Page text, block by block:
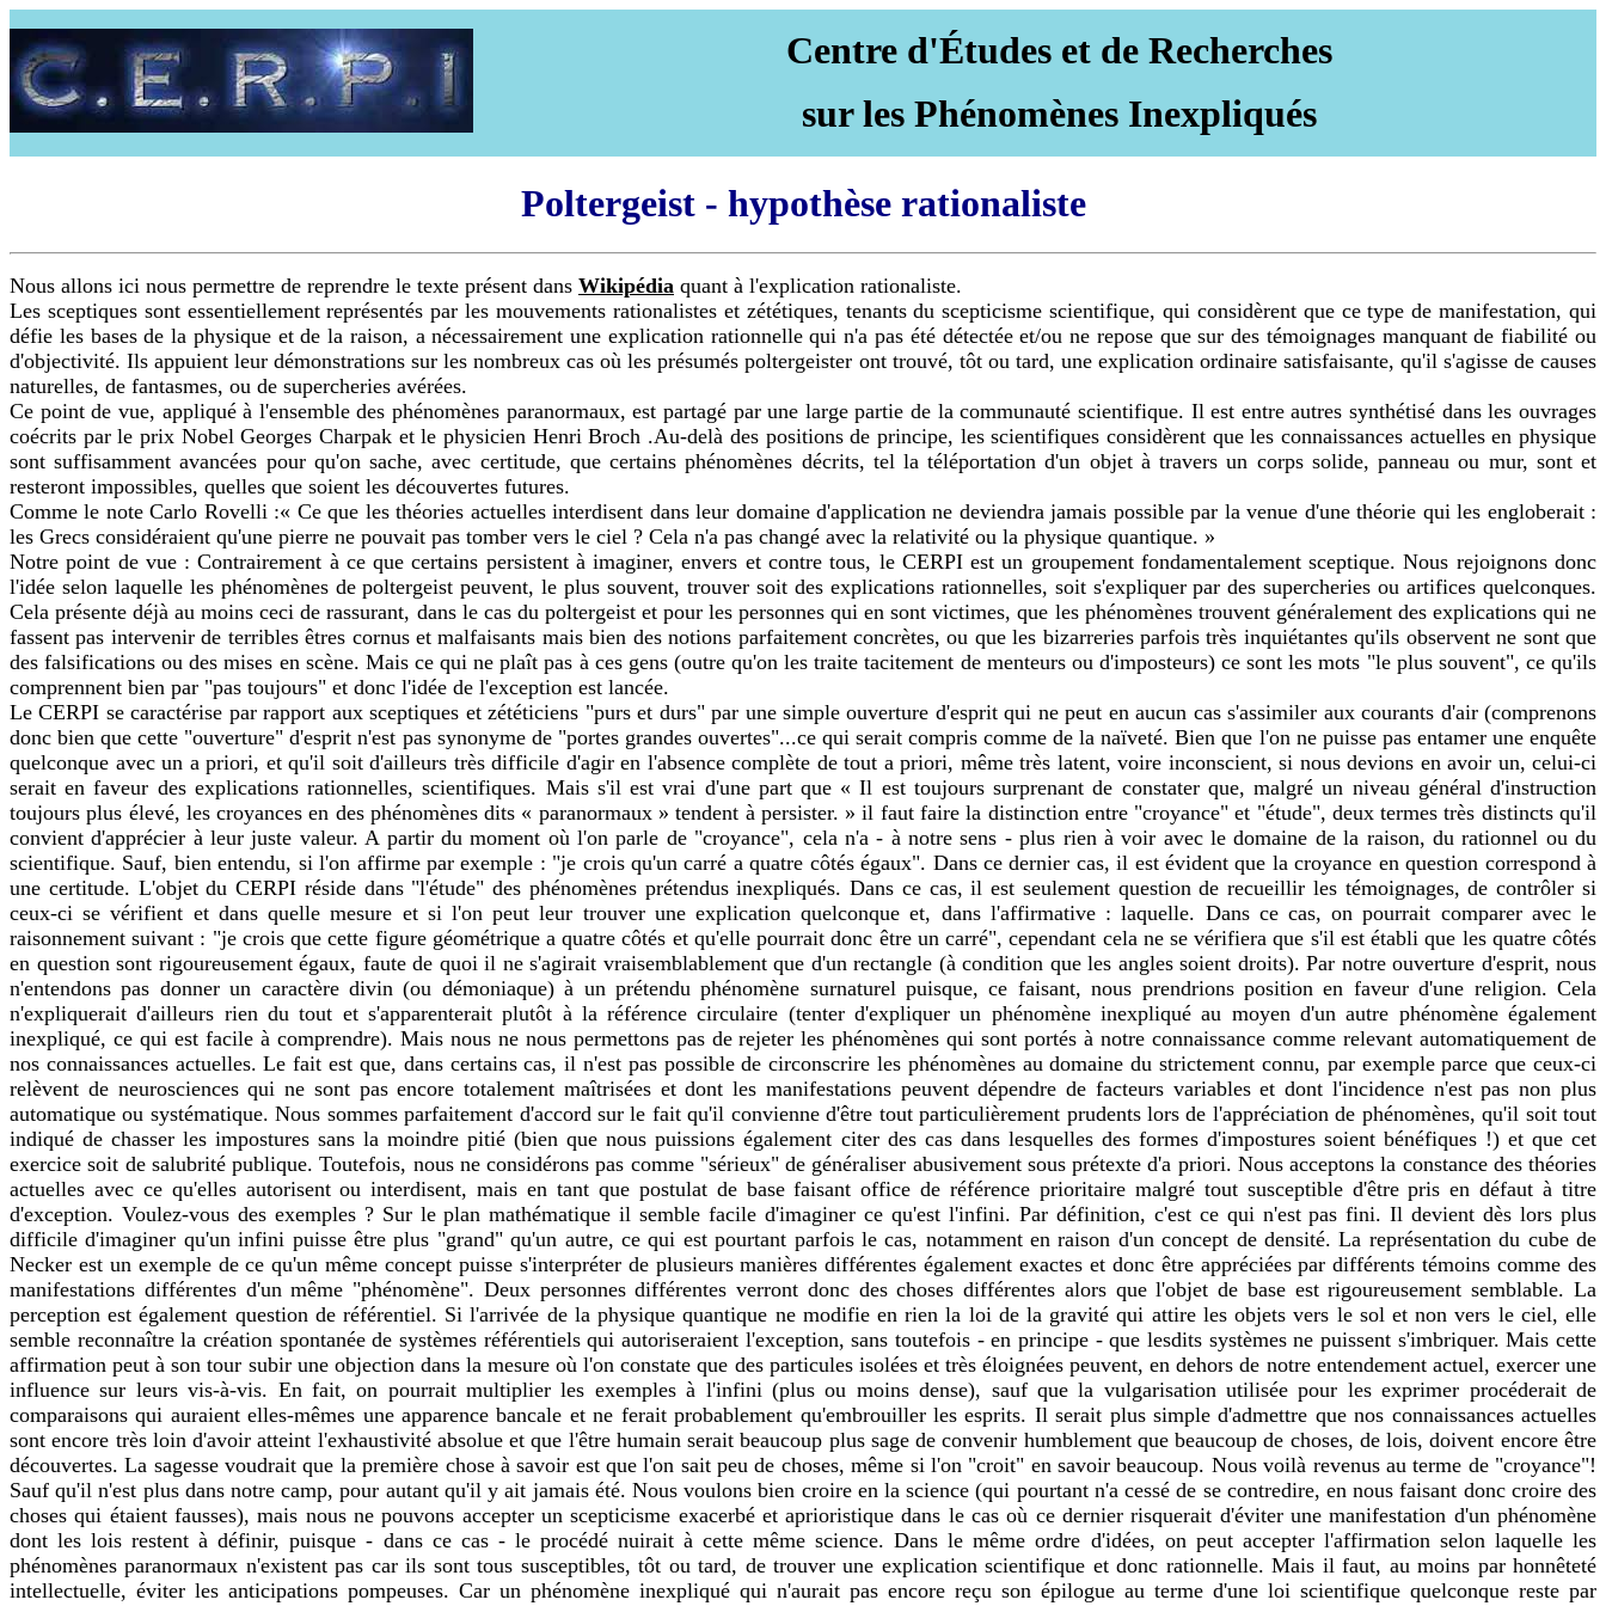
Centre d'Études et de Recherches
sur les Phénomènes Inexpliqués
Poltergeist - hypothèse rationaliste
Nous allons ici nous permettre de reprendre le texte présent dans Wikipédia quant à l'explication rationaliste.
Les sceptiques sont essentiellement représentés par les mouvements rationalistes et zététiques, tenants du scepticisme scientifique, qui considèrent que ce type de manifestation, qui
défie les bases de la physique et de la raison, a nécessairement une explication rationnelle qui n'a pas été détectée et/ou ne repose que sur des témoignages manquant de fiabilité ou
d'objectivité. Ils appuient leur démonstrations sur les nombreux cas où les présumés poltergeister ont trouvé, tôt ou tard, une explication ordinaire satisfaisante, qu'il s'agisse de causes
naturelles, de fantasmes, ou de supercheries avérées.
Ce point de vue, appliqué à l'ensemble des phénomènes paranormaux, est partagé par une large partie de la communauté scientifique. Il est entre autres synthétisé dans les ouvrages
coécrits par le prix Nobel Georges Charpak et le physicien Henri Broch .Au-delà des positions de principe, les scientifiques considèrent que les connaissances actuelles en physique
sont suffisamment avancées pour qu'on sache, avec certitude, que certains phénomènes décrits, tel la téléportation d'un objet à travers un corps solide, panneau ou mur, sont et
resteront impossibles, quelles que soient les découvertes futures.
Comme le note Carlo Rovelli :« Ce que les théories actuelles interdisent dans leur domaine d'application ne deviendra jamais possible par la venue d'une théorie qui les engloberait :
les Grecs considéraient qu'une pierre ne pouvait pas tomber vers le ciel ? Cela n'a pas changé avec la relativité ou la physique quantique. »
Notre point de vue : Contrairement à ce que certains persistent à imaginer, envers et contre tous, le CERPI est un groupement fondamentalement sceptique. Nous rejoignons donc
l'idée selon laquelle les phénomènes de poltergeist peuvent, le plus souvent, trouver soit des explications rationnelles, soit s'expliquer par des supercheries ou artifices quelconques.
Cela présente déjà au moins ceci de rassurant, dans le cas du poltergeist et pour les personnes qui en sont victimes, que les phénomènes trouvent généralement des explications qui ne
fassent pas intervenir de terribles êtres cornus et malfaisants mais bien des notions parfaitement concrètes, ou que les bizarreries parfois très inquiétantes qu'ils observent ne sont que
des falsifications ou des mises en scène. Mais ce qui ne plaît pas à ces gens (outre qu'on les traite tacitement de menteurs ou d'imposteurs) ce sont les mots "le plus souvent", ce qu'ils
comprennent bien par "pas toujours" et donc l'idée de l'exception est lancée.
Le CERPI se caractérise par rapport aux sceptiques et zététiciens "purs et durs" par une simple ouverture d'esprit qui ne peut en aucun cas s'assimiler aux courants d'air (comprenons
donc bien que cette "ouverture" d'esprit n'est pas synonyme de "portes grandes ouvertes"...ce qui serait compris comme de la naïveté. Bien que l'on ne puisse pas entamer une enquête
quelconque avec un a priori, et qu'il soit d'ailleurs très difficile d'agir en l'absence complète de tout a priori, même très latent, voire inconscient, si nous devions en avoir un, celui-ci
serait en faveur des explications rationnelles, scientifiques. Mais s'il est vrai d'une part que « Il est toujours surprenant de constater que, malgré un niveau général d'instruction
toujours plus élevé, les croyances en des phénomènes dits « paranormaux » tendent à persister. » il faut faire la distinction entre "croyance" et "étude", deux termes très distincts qu'il
convient d'apprécier à leur juste valeur. A partir du moment où l'on parle de "croyance", cela n'a - à notre sens - plus rien à voir avec le domaine de la raison, du rationnel ou du
scientifique. Sauf, bien entendu, si l'on affirme par exemple : "je crois qu'un carré a quatre côtés égaux". Dans ce dernier cas, il est évident que la croyance en question correspond à
une certitude. L'objet du CERPI réside dans "l'étude" des phénomènes prétendus inexpliqués. Dans ce cas, il est seulement question de recueillir les témoignages, de contrôler si
ceux-ci se vérifient et dans quelle mesure et si l'on peut leur trouver une explication quelconque et, dans l'affirmative : laquelle. Dans ce cas, on pourrait comparer avec le
raisonnement suivant : "je crois que cette figure géométrique a quatre côtés et qu'elle pourrait donc être un carré", cependant cela ne se vérifiera que s'il est établi que les quatre côtés
en question sont rigoureusement égaux, faute de quoi il ne s'agirait vraisemblablement que d'un rectangle (à condition que les angles soient droits). Par notre ouverture d'esprit, nous
n'entendons pas donner un caractère divin (ou démoniaque) à un prétendu phénomène surnaturel puisque, ce faisant, nous prendrions position en faveur d'une religion. Cela
n'expliquerait d'ailleurs rien du tout et s'apparenterait plutôt à la référence circulaire (tenter d'expliquer un phénomène inexpliqué au moyen d'un autre phénomène également
inexpliqué, ce qui est facile à comprendre). Mais nous ne nous permettons pas de rejeter les phénomènes qui sont portés à notre connaissance comme relevant automatiquement de
nos connaissances actuelles. Le fait est que, dans certains cas, il n'est pas possible de circonscrire les phénomènes au domaine du strictement connu, par exemple parce que ceux-ci
relèvent de neurosciences qui ne sont pas encore totalement maîtrisées et dont les manifestations peuvent dépendre de facteurs variables et dont l'incidence n'est pas non plus
automatique ou systématique. Nous sommes parfaitement d'accord sur le fait qu'il convienne d'être tout particulièrement prudents lors de l'appréciation de phénomènes, qu'il soit tout
indiqué de chasser les impostures sans la moindre pitié (bien que nous puissions également citer des cas dans lesquelles des formes d'impostures soient bénéfiques !) et que cet
exercice soit de salubrité publique. Toutefois, nous ne considérons pas comme "sérieux" de généraliser abusivement sous prétexte d'a priori. Nous acceptons la constance des théories
actuelles avec ce qu'elles autorisent ou interdisent, mais en tant que postulat de base faisant office de référence prioritaire malgré tout susceptible d'être pris en défaut à titre
d'exception. Voulez-vous des exemples ? Sur le plan mathématique il semble facile d'imaginer ce qu'est l'infini. Par définition, c'est ce qui n'est pas fini. Il devient dès lors plus
difficile d'imaginer qu'un infini puisse être plus "grand" qu'un autre, ce qui est pourtant parfois le cas, notamment en raison d'un concept de densité. La représentation du cube de
Necker est un exemple de ce qu'un même concept puisse s'interpréter de plusieurs manières différentes également exactes et donc être appréciées par différents témoins comme des
manifestations différentes d'un même "phénomène". Deux personnes différentes verront donc des choses différentes alors que l'objet de base est rigoureusement semblable. La
perception est également question de référentiel. Si l'arrivée de la physique quantique ne modifie en rien la loi de la gravité qui attire les objets vers le sol et non vers le ciel, elle
semble reconnaître la création spontanée de systèmes référentiels qui autoriseraient l'exception, sans toutefois - en principe - que lesdits systèmes ne puissent s'imbriquer. Mais cette
affirmation peut à son tour subir une objection dans la mesure où l'on constate que des particules isolées et très éloignées peuvent, en dehors de notre entendement actuel, exercer une
influence sur leurs vis-à-vis. En fait, on pourrait multiplier les exemples à l'infini (plus ou moins dense), sauf que la vulgarisation utilisée pour les exprimer procéderait de
comparaisons qui auraient elles-mêmes une apparence bancale et ne ferait probablement qu'embrouiller les esprits. Il serait plus simple d'admettre que nos connaissances actuelles
sont encore très loin d'avoir atteint l'exhaustivité absolue et que l'être humain serait beaucoup plus sage de convenir humblement que beaucoup de choses, de lois, doivent encore être
découvertes. La sagesse voudrait que la première chose à savoir est que l'on sait peu de choses, même si l'on "croit" en savoir beaucoup. Nous voilà revenus au terme de "croyance"!
Sauf qu'il n'est plus dans notre camp, pour autant qu'il y ait jamais été. Nous voulons bien croire en la science (qui pourtant n'a cessé de se contredire, en nous faisant donc croire des
choses qui étaient fausses), mais nous ne pouvons accepter un scepticisme exacerbé et aprioristique dans le cas où ce dernier risquerait d'éviter une manifestation d'un phénomène
dont les lois restent à définir, puisque - dans ce cas - le procédé nuirait à cette même science. Dans le même ordre d'idées, on peut accepter l'affirmation selon laquelle les
phénomènes paranormaux n'existent pas car ils sont tous susceptibles, tôt ou tard, de trouver une explication scientifique et donc rationnelle. Mais il faut, au moins par honnêteté
intellectuelle, éviter les anticipations pompeuses. Car un phénomène inexpliqué qui n'aurait pas encore reçu son épilogue au terme d'une loi scientifique quelconque reste par